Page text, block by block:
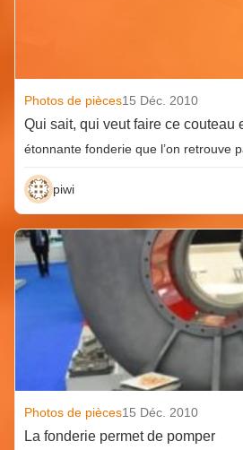
Photos de pièces15 Déc. 2010
Qui sait, qui veut faire ce couteau
étonnante fonderie que l’on retrouve
piwi
Photos de pièces15 Déc. 2010
La fonderie permet de pomper